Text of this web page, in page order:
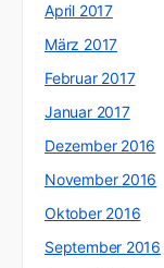
April 2017
März 2017
Februar 2017
Januar 2017
Dezember 2016
November 2016
Oktober 2016
September 2016